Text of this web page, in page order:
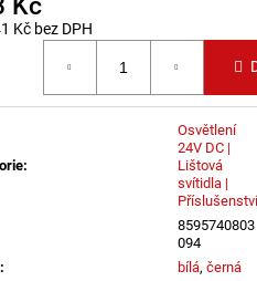
Kč bez DPH
:
Osvětlení
24V DC |
Lištová
svítidla |
Příslušenství
8595740803
094
: bílá, černá